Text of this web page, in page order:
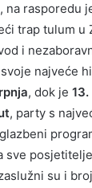
, na rasporedu
trap tulum u
i
svoje najveće
, dok je
, party s
sve
su i